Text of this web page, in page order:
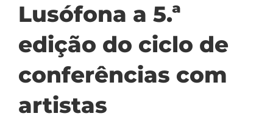
Lusófona a 5.ª
edição do ciclo de
conferências com
artistas